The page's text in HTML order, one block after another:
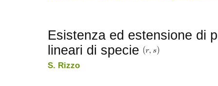
Esistenza ed estensione di
lineari di specie
S. Rizzo